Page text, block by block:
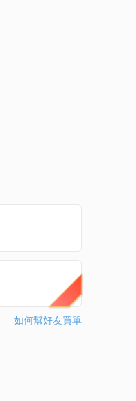
如何幫好友買單